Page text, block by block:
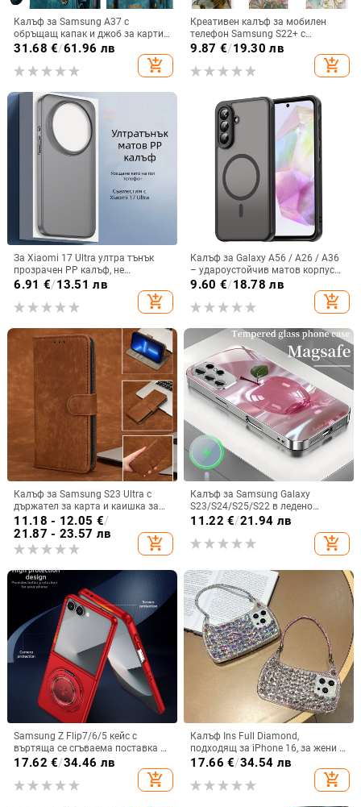
Калъф за Samsung A37 с
обръщащ капак и джоб за карти,
защита от падане, A16 джоб за
магнитно затваряне
31.68 €/61.96 лв
add_shopping_cart
Креативен калъф за мобилен
телефон Samsung S22+ с
остъклено цвете, защита от
падане, Ultra Film Case за Apple
13
9.87 €/19.30 лв
add_shopping_cart
За Xiaomi 17 Ultra ултра тънък
прозрачен PP калъф, не
пожълтява, матиран финиш и
6.91 €/13.51 лв
add_shopping_cart
Калъф за Galaxy A56 / A26 / A36
– удароустойчив матов корпус
от PC+TPU с текстура на кожа
9.60 €/18.78 лв
add_shopping_cart
Калъф за Samsung S23 Ultra с
държател за карта и каишка за
през врата
11.18 - 12.05 €/
21.87 - 23.57 лв
add_shopping_cart
Калъф за Samsung Galaxy
S23/S24/S25/S22 в ледено
кристално розово със стъклена
повърхност и метално боядисано
покритие
11.22 €/21.94 лв
add_shopping_cart
Samsung Z Flip7/6/5 кейс с
въртяща се сгъваема поставка и
магнитна скоба, 360° въртене,
поликарбонатен корпус
17.62 €/34.46 лв
add_shopping_cart
Калъф Ins Full Diamond,
подходящ за iPhone 16, за жени с
14-инчова личност, огледална
рамка с 13 големи отвора и
електролитно покритие, с
17.66 €/34.54 лв
add_shopping_cart